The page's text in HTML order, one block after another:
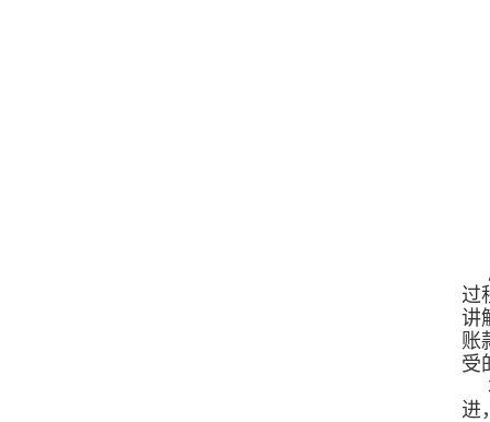
过
讲
账
受
进